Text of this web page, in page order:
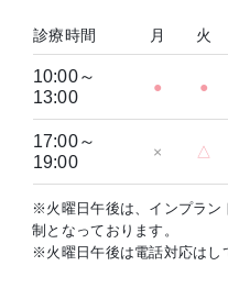
診療時間 月 火
10:00～
13:00
● ●
17:00～
19:00
× △
※火曜日午後は、インプラン
制となっております。
※火曜日午後は電話対応はし